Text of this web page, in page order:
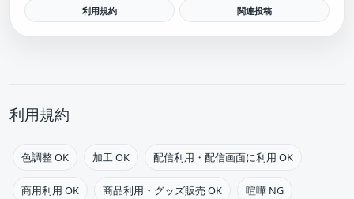
利用規約 関連投稿
利用規約
色調整 OK 加工 OK 配信利用・配信画面に利用 OK
商用利用 OK 商品利用・グッズ販売 OK 喧嘩 NG